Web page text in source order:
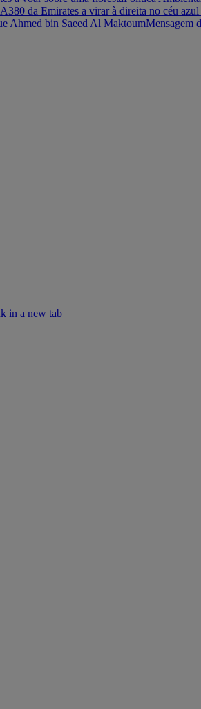
da Emirates a virar à direita no céu
Ahmed bin Saeed Al MaktoumMensagem
in a new tab